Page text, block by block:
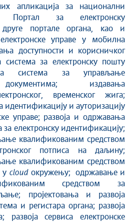
апликација за национални
Портал за електронску
портале органа, као и
електронске управе у мобилна
доступности и корисничког
система за електронску пошту
система за управљање
издавања
временског жига;
идентификацију и ауторизацију
управе; развоја и одржавања
електронску идентификацију;
квалификованим средством
потписа на даљину;
квалификованим средством
у cloud окружењу; одржавање и
средством за
пројектовања и развоја
и регистара органа; развоја
развоја сервиса електронске